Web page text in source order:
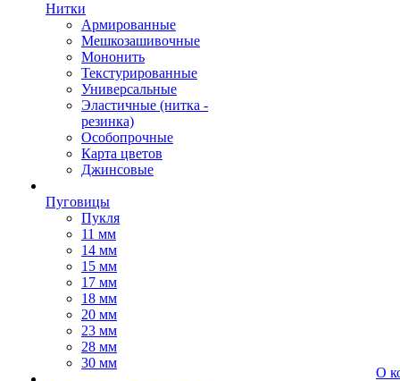
Нитки
Армированные
Мешкозашивочные
Мононить
Текстурированные
Универсальные
Эластичные (нитка -
резинка)
Особопрочные
Карта цветов
Джинсовые
Пуговицы
Пукля
11 мм
14 мм
15 мм
17 мм
18 мм
20 мм
23 мм
28 мм
30 мм
О